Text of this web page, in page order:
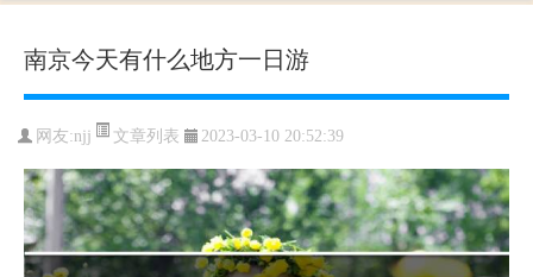
南京今天有什么地方一日游
网友:njj 文章列表 2023-03-10 20:52:39